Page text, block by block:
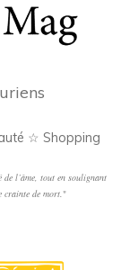
☆ Shopping
l’âme, tout en soulignant
crainte de mort. "